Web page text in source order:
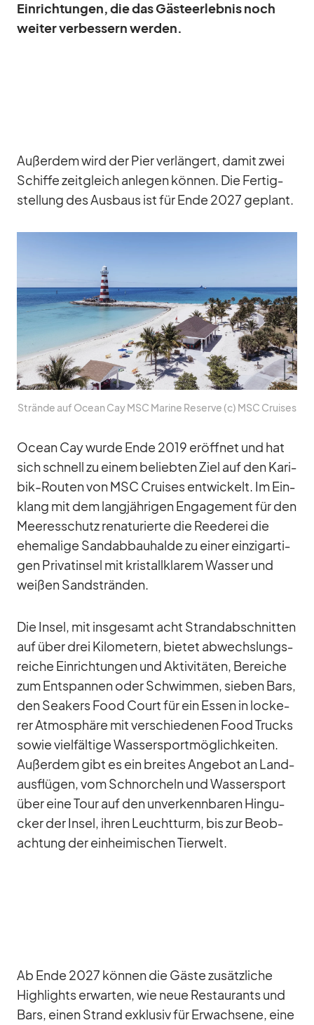
Ein­rich­tun­gen, die das Gäs­te­er­leb­nis noch
wei­ter ver­bes­sern wer­den.
Au­ßer­dem wird der Pier ver­län­gert, da­mit zwei
Schiffe zeit­gleich an­le­gen kön­nen. Die Fer­tig­
stel­lung des Aus­baus ist für Ende 2027 ge­plant.
Strände auf Ocean Cay MSC Ma­rine Re­serve (c) MSC Crui­ses
Ocean Cay wurde Ende 2019 er­öff­net und hat
sich schnell zu ei­nem be­lieb­ten Ziel auf den Ka­ri­
bik-Rou­ten von MSC Crui­ses ent­wi­ckelt. Im Ein­
klang mit dem lang­jäh­ri­gen En­ga­ge­ment für den
Mee­res­schutz re­na­tu­rierte die Ree­de­rei die
ehe­ma­lige Sand­ab­bau­halde zu ei­ner ein­zig­ar­ti­
gen Pri­vat­in­sel mit kris­tall­kla­rem Was­ser und
wei­ßen Sand­strän­den.
Die In­sel, mit ins­ge­samt acht Strand­ab­schnit­ten
auf über drei Ki­lo­me­tern, bie­tet ab­wechs­lungs­
rei­che Ein­rich­tun­gen und Ak­ti­vi­tä­ten, Be­rei­che
zum Ent­span­nen oder Schwim­men, sie­ben Bars,
den Sea­k­ers Food Court für ein Es­sen in lo­cke­
rer At­mo­sphäre mit ver­schie­de­nen Food Trucks
so­wie viel­fäl­tige Was­ser­sport­mög­lich­kei­ten.
Au­ßer­dem gibt es ein brei­tes An­ge­bot an Land­
aus­flü­gen, vom Schnor­cheln und Was­ser­sport
über eine Tour auf den un­ver­kenn­ba­ren Hin­gu­
cker der In­sel, ih­ren Leucht­turm, bis zur Be­ob­
ach­tung der ein­hei­mi­schen Tier­welt.
Ab Ende 2027 kön­nen die Gäste zu­sätz­li­che
High­lights er­war­ten, wie neue Re­stau­rants und
Bars, ei­nen Strand ex­klu­siv für Er­wach­sene, eine